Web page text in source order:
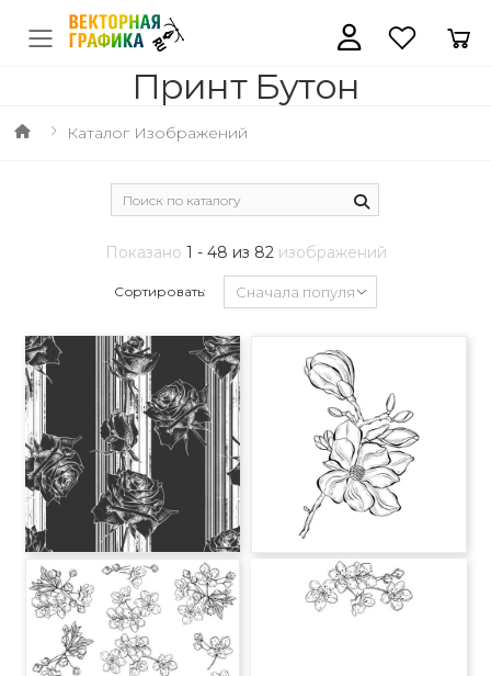
Принт Бутон
Каталог Изображений
Показано 1 - 48 из 82изображений
Сортировать: